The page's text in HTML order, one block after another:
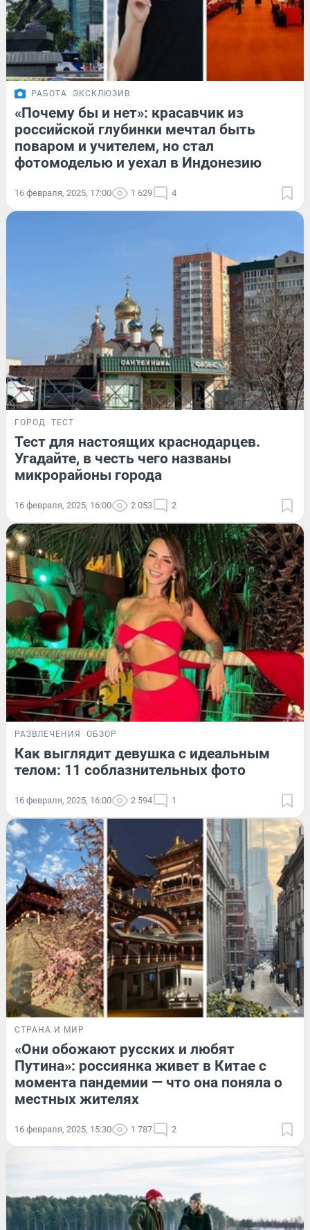
РАБОТА ЭКСКЛЮЗИВ
«Почему бы и нет»: красавчик из
российской глубинки мечтал быть
поваром и учителем, но стал
фотомоделью и уехал в Индонезию
16 февраля, 2025, 17:00 1 629 4
ГОРОД ТЕСТ
Тест для настоящих краснодарцев.
Угадайте, в честь чего названы
микрорайоны города
16 февраля, 2025, 16:00 2 053 2
РАЗВЛЕЧЕНИЯ ОБЗОР
Как выглядит девушка с идеальным
телом: 11 соблазнительных фото
16 февраля, 2025, 16:00 2 594 1
СТРАНА И МИР
«Они обожают русских и любят
Путина»: россиянка живет в Китае с
момента пандемии — что она поняла о
местных жителях
16 февраля, 2025, 15:30 1 787 2